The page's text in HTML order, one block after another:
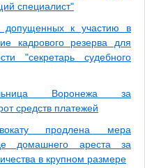
специалист"
допущенных к участию в
кадрового резерва для
"секретарь судебного
Воронежа за
средств платежей
продлена мера
домашнего ареста за
в крупном размере